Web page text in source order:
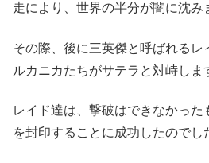
走により、世界の半分が闇に沈み
その際、後に三英傑と呼ばれるレ
ルカニカたちがサテラと対峙しま
レイド達は、撃破はできなかった
を封印することに成功したのでし